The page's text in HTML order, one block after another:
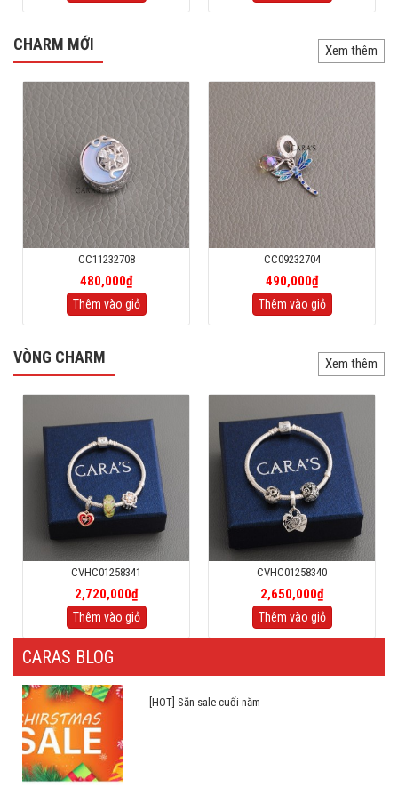
CHARM MỚI Xem thêm
CC11232708
480,000₫
Thêm vào giỏ
CC09232704
490,000₫
Thêm vào giỏ
VÒNG CHARM Xem thêm
CVHC01258341
2,720,000₫
Thêm vào giỏ
CVHC01258340
2,650,000₫
Thêm vào giỏ
CARAS BLOG
[HOT] Săn sale cuối năm